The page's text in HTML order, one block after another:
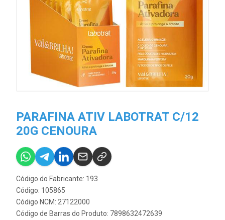
PARAFINA ATIV LABOTRAT C/12
20G CENOURA
Código do Fabricante: 193
Código: 105865
Código NCM: 27122000
Código de Barras do Produto: 7898632472639